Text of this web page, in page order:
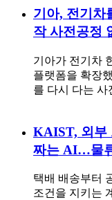
기아, 전기차
작 사전공정
기아가 전기차
플랫폼을 확장
를 다시 다는 사
KAIST, 외부
짜는 AI…물
택배 배송부터
조건을 지키는